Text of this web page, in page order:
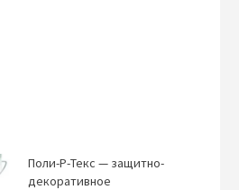
Поли-Р-Текс — защитно-
декоративное